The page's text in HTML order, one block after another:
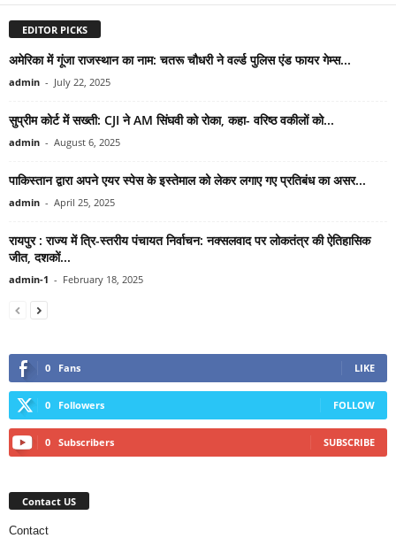
EDITOR PICKS
अमेरिका में गूंजा राजस्थान का नाम: चतरू चौधरी ने वर्ल्ड पुलिस एंड फायर गेम्स...
admin - July 22, 2025
सुप्रीम कोर्ट में सख्ती: CJI ने AM सिंघवी को रोका, कहा- वरिष्ठ वकीलों को...
admin - August 6, 2025
पाकिस्तान द्वारा अपने एयर स्पेस के इस्तेमाल को लेकर लगाए गए प्रतिबंध का असर...
admin - April 25, 2025
रायपुर : राज्य में त्रि-स्तरीय पंचायत निर्वाचन: नक्सलवाद पर लोकतंत्र की ऐतिहासिक
जीत, दशकों...
admin-1 - February 18, 2025
0 Fans LIKE
0 Followers FOLLOW
0 Subscribers SUBSCRIBE
Contact US
Contact